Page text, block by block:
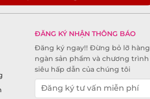
ĐĂNG KÝ NHẬN THÔNG BÁO
Đăng ký ngay!! Đừng bỏ lỡ hàng
ngàn sản phẩm và chương trình
siêu hấp dẫn của chúng tôi